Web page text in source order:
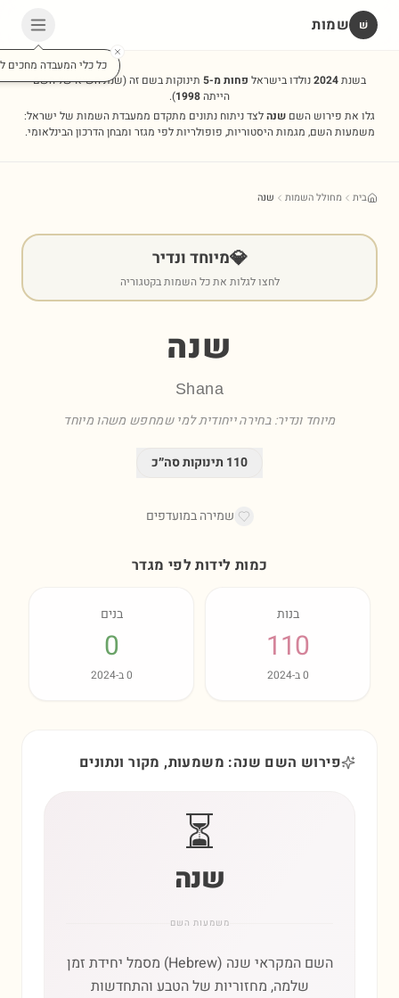
שׁ שמות
כל כלי המעבדה מחכים
בשנת2024נולדו בישראל פחות מ-5 תינוקות בשם זה(שנת השיא של השם
הייתה1998
).
גלו את פירוש השם שנהלצד ניתוח נתונים מתקדם ממעבדת השמות של ישראל:
משמעות השם, מגמות היסטוריות, פופולריות לפי מגזר ומבחן הדרכון הבינלאומי.
בית מחולל השמות שנה
💎מיוחד ונדיר
לחצו לגלות את כל השמות בקטגוריה
שנה
Shana
מיוחד ונדיר: בחירה ייחודית למי שמחפש משהו מיוחד
110 תינוקות סה״כ
שמירה במועדפים
כמות לידות לפי מגדר
בנות
110
0ב-2024
בנים
0
0ב-2024
פירוש השם שנה: משמעות, מקור ונתונים
⏳
שנה
משמעות השם
השם המקראי שנה (Hebrew) מסמל יחידת זמן
שלמה, מחזוריות של הטבע והתחדשות